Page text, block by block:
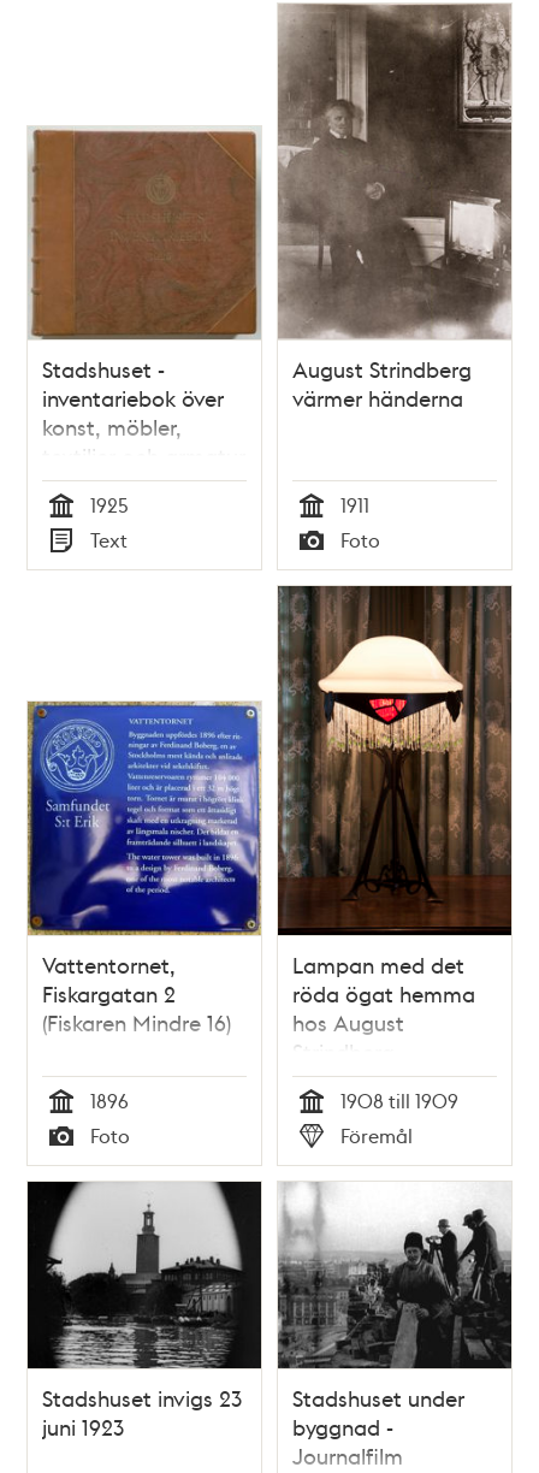
Stadshuset -
inventariebok över
konst, möbler,
textilier och armatur
1925
Tid
1925
Typ
Text
August Strindberg
värmer händerna
Tid
1911
Typ
Foto
Vattentornet,
Fiskargatan 2
(Fiskaren Mindre 16)
Tid
1896
Typ
Foto
Lampan med det
röda ögat hemma
hos August
Strindberg
Tid
1908 till 1909
Typ
Föremål
Stadshuset invigs 23
juni 1923
Stadshuset under
byggnad -
Journalfilm